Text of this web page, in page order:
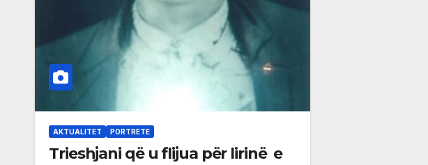
AKTUALITET PORTRETE
Trieshjani që u flijua për lirinë e